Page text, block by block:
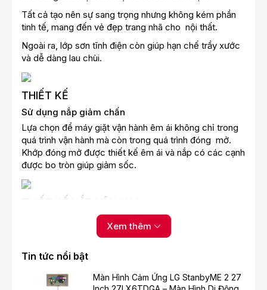
Tất cả tạo nên sự sang trọng nhưng không kém phần
tinh tế, mang đến vẻ đẹp trang nhã cho nội thất.
Ngoài ra, lớp sơn tĩnh điện còn giúp hạn chế trầy xước
và dễ dàng lau chùi.
THIẾT KẾ
Sử dụng nắp giảm chấn
Lựa chọn để máy giặt vận hành êm ái không chỉ trong
quá trình vận hành mà còn trong quá trình đóng mở.
Khớp đóng mở được thiết kế êm ái và nắp có các cạnh
được bo tròn giúp giảm sốc.
Nắp kính cường lực dạng bo tròn, hỗ trợ đóng chậm và
Máy giặt Toshiba AW-DM1100JV(MK) với cấu trúc bản
lề đặc biệt mang đến khả năng đóng chậm rất an toàn.
Nắp máy giặt không đóng lại đột ngột gây nguy hiểm
cho người sử dụng.
Xem thêm
Tin tức nổi bật
Màn Hình Cảm Ứng LG StanbyME 2 27